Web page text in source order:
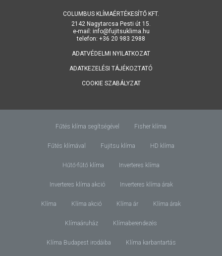
COLUMBUS KLÍMAÉRTÉKESÍTŐ KFT.
2142 Nagytarcsa Pesti út 15.
e-mail: info@fujitsuklima.hu
telefon: +36 20 983 2988
ADATVÉDELMI NYILATKOZAT
ADATKEZELÉSI TÁJÉKOZTATÓ
COOKIE SZABÁLYZAT
Fűtés klíma segítségével Fisher klíma
Fűtés klímával Fujitsu klíma HD klíma
Hűtő-fűtő klíma Inverteres klíma
Inverteres klíma akció Inverteres klíma árak
Klíma Klíma akció Klíma ár Klíma árak
Klímaáruház Klímaberendezés
Klíma Budapest irodáiba Klíma karbantartás